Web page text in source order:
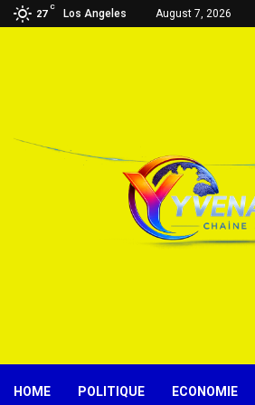
27
C
Los Angeles August 7, 2026
HOME POLITIQUE ECONOMIE